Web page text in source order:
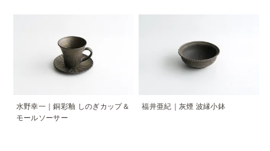
水野幸一｜銅彩釉 しのぎカップ＆
モールソーサー
福井亜紀｜灰煙 波縁小鉢